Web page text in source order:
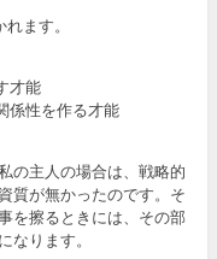
ます。
才能
性を作る才能
の主人の場合は、戦略的
質が無かったのです。そ
を擦るときには、その部
ります。